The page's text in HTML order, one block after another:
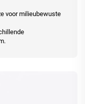
voor milieubewuste